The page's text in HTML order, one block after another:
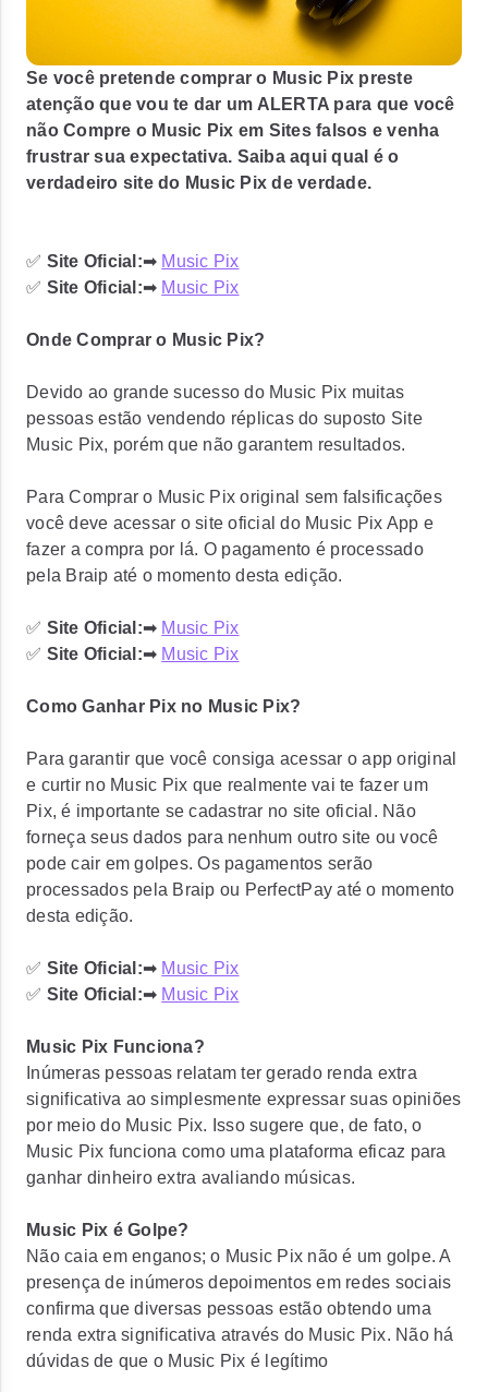
Se você pretende comprar o Music Pix preste
atenção que vou te dar um ALERTA para que você
não Compre o Music Pix em Sites falsos e venha
frustrar sua expectativa. Saiba aqui qual é o
verdadeiro site do Music Pix de verdade.
✅ Site Oficial:➡ Music Pix
✅ Site Oficial:➡ Music Pix
Onde Comprar o Music Pix?
Devido ao grande sucesso do Music Pix muitas
pessoas estão vendendo réplicas do suposto Site
Music Pix, porém que não garantem resultados.
Para Comprar o Music Pix original sem falsificações
você deve acessar o site oficial do Music Pix App e
fazer a compra por lá. O pagamento é processado
pela Braip até o momento desta edição.
✅ Site Oficial:➡ Music Pix
✅ Site Oficial:➡ Music Pix
Como Ganhar Pix no Music Pix?
Para garantir que você consiga acessar o app original
e curtir no Music Pix que realmente vai te fazer um
Pix, é importante se cadastrar no site oficial. Não
forneça seus dados para nenhum outro site ou você
pode cair em golpes. Os pagamentos serão
processados pela Braip ou PerfectPay até o momento
desta edição.
✅ Site Oficial:➡ Music Pix
✅ Site Oficial:➡ Music Pix
Music Pix Funciona?
Inúmeras pessoas relatam ter gerado renda extra
significativa ao simplesmente expressar suas opiniões
por meio do Music Pix. Isso sugere que, de fato, o
Music Pix funciona como uma plataforma eficaz para
ganhar dinheiro extra avaliando músicas.
Music Pix é Golpe?
Não caia em enganos; o Music Pix não é um golpe. A
presença de inúmeros depoimentos em redes sociais
confirma que diversas pessoas estão obtendo uma
renda extra significativa através do Music Pix. Não há
dúvidas de que o Music Pix é legítimo